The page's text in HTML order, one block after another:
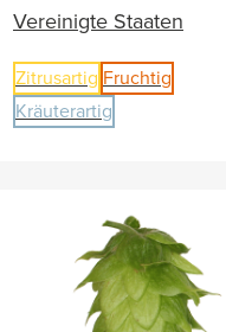
Vereinigte Staaten
Zitrusartig Fruchtig
Kräuterartig